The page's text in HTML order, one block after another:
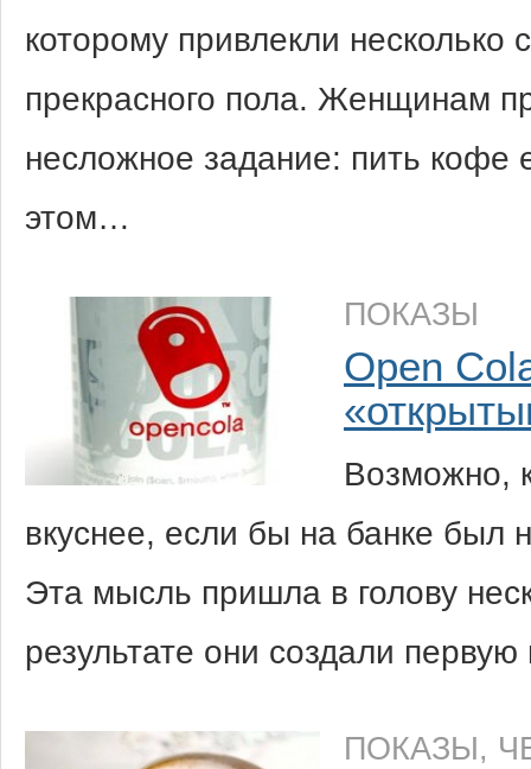
которому привлекли несколько
прекрасного пола. Женщинам
несложное задание: пить
этом…
ПОКАЗЫ
Open
Возможно,
вкуснее, если бы на банке был
Эта мысль пришла в голову
результате они создали
ПОКАЗЫ,